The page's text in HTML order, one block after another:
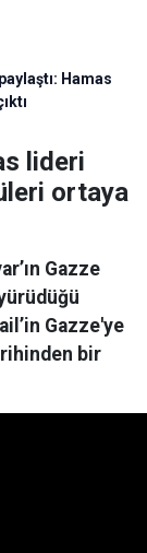
Hamas
lideri
ortaya
Gazze
Gazze'ye
bir